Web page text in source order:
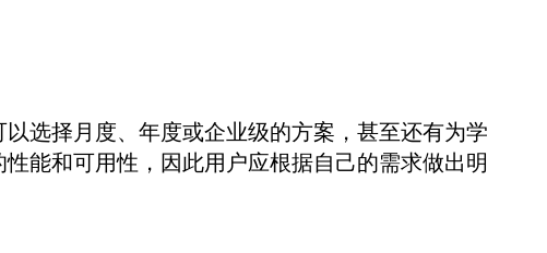
选择月度、年度或企业级的方案，甚至还有为学
能和可用性，因此用户应根据自己的需求做出明